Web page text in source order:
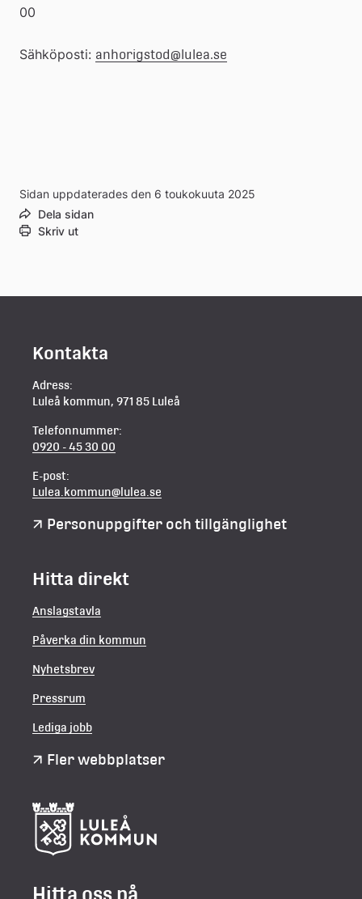
00
Sähköposti: anhorigstod@lulea.se
Sidan uppdaterades den 6 toukokuuta 2025
Dela sidan
Skriv ut
Kontakta
Adress:
Luleå kommun, 971 85 Luleå
Telefonnummer:
0920 - 45 30 00
E-post:
Lulea.kommun@lulea.se
Personuppgifter och tillgänglighet
Hitta direkt
Anslagstavla
Påverka din kommun
Nyhetsbrev
Pressrum
Lediga jobb
Fler webbplatser